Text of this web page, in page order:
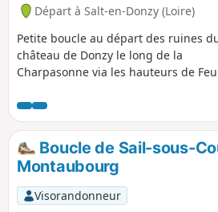
Départ à Salt-en-Donzy (Loire)
Petite boucle au départ des ruines
château de Donzy le long de la
Charpasonne via les hauteurs de
avec un soleil couchant se reflétant
les étangs de la Loire et en arrière
les monts du Forez .
Boucle de Sail-sous-
Montaubourg
Visorandonneur